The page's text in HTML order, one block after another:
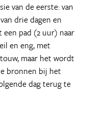
van de eerste: van
drie dagen en
een pad (2 uur) naar
en eng, met
maar het wordt
bronnen bij het
dag terug te